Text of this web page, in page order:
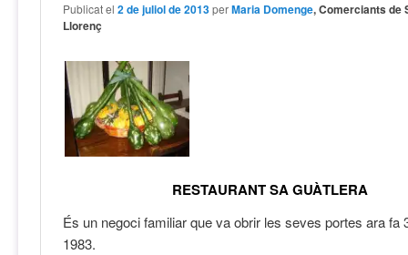
Publicat el2 de juliol de 2013 perMaria Domenge, Comerciants de
Llorenç
RESTAURANT SA GUÀTLERA
És un negoci familiar que va obrir les seves portes ara fa
1983.